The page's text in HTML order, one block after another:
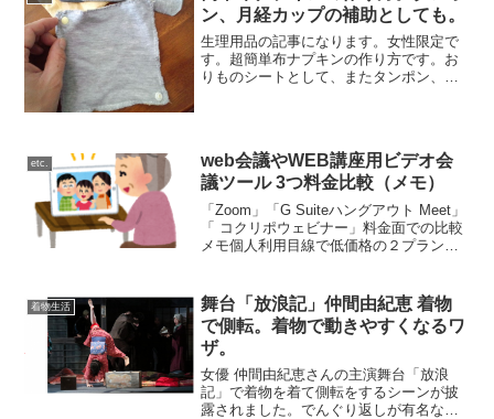
ン、月経カップの補助としても。
生理用品の記事になります。女性限定で
す。超簡単布ナプキンの作り方です。お
りものシートとして、またタンポン、月
カップ,ナチュラルカ...
etc.
web会議やWEB講座用ビデオ会
議ツール 3つ料金比較（メモ）
「Zoom」「G Suiteハングアウト Meet」
「 コクリポウェビナー」料金面での比較
メモ個人利用目線で低価格の２プランの
かり40分を過ぎてしまった。その...
着物生活
舞台「放浪記」仲間由紀恵 着物
で側転。着物で動きやすくなるワ
ザ。
女優 仲間由紀恵さんの主演舞台「放浪
記」で着物を着て側転をするシーンが披
露されました。でんぐり返しが有名なシ